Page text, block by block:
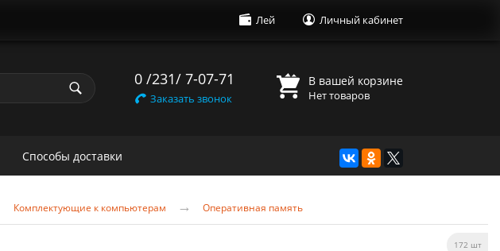
Личный кабинет
Лей
0 /231/ 7-07-71
Заказать звонок
В вашей корзине
Нет товаров
Способы доставки
Комплектующие к компьютерам → Оперативная память
172 шт